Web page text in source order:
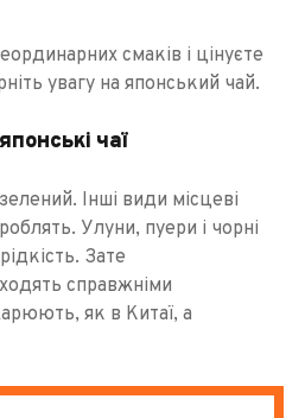
смаків і цінуєте
увагу на японський чай.
чаї
Інші види місцеві
Улуни, пуери і чорні
Зате
справжніми
як в Китаї, а